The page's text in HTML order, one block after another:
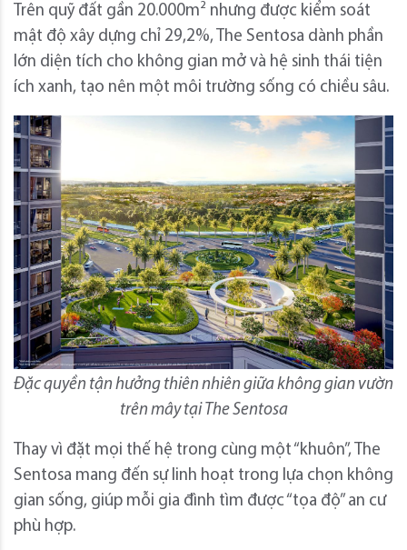
Trên quỹ đất gần 20.000m² nhưng được kiểm soát
mật độ xây dựng chỉ 29,2%, The Sentosa dành phần
lớn diện tích cho không gian mở và hệ sinh thái tiện
ích xanh, tạo nên một môi trường sống có chiều sâu.
Đặc quyền tận hưởng thiên nhiên giữa không gian vườn
trên mây tại The Sentosa
Thay vì đặt mọi thế hệ trong cùng một “khuôn”, The
Sentosa mang đến sự linh hoạt trong lựa chọn không
gian sống, giúp mỗi gia đình tìm được “tọa độ” an cư
phù hợp.